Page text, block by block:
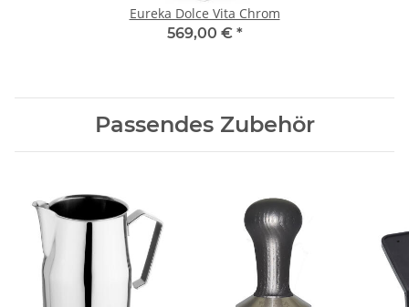
Eureka Dolce Vita Chrom
569,00 € *
Passendes Zubehör